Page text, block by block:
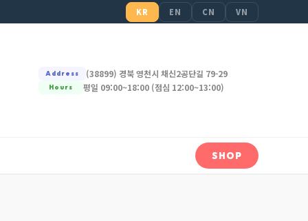
KR EN CN VN
Address (38899) 경북 영천시 채신2공단길 79-29
Hours 평일 09:00~18:00 (점심 12:00~13:00)
SHOP